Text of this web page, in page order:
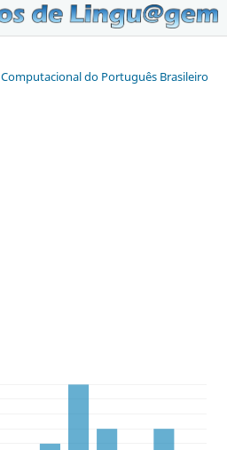
do Português Brasileiro